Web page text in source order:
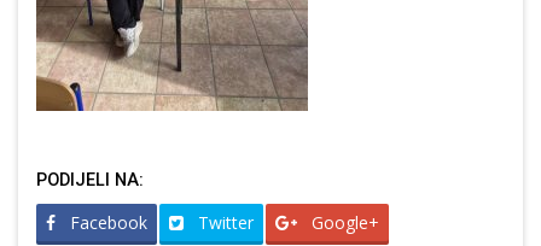
PODIJELI NA:
Facebook Twitter Google+